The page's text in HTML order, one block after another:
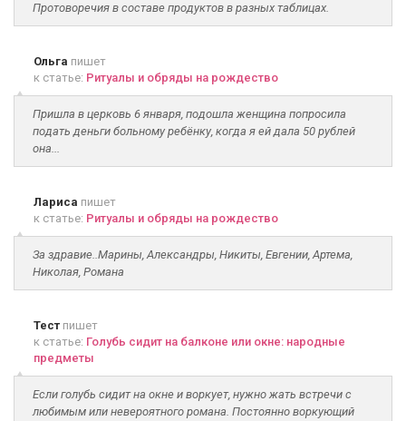
Протоворечия в составе продуктов в разных таблицах.
Ольга пишет
к статье: Ритуалы и обряды на рождество
Пришла в церковь 6 января, подошла женщина попросила
подать деньги больному ребёнку, когда я ей дала 50 рублей
она...
Лариса пишет
к статье: Ритуалы и обряды на рождество
За здравие..Марины, Александры, Никиты, Евгении, Артема,
Николая, Романа
Тест пишет
к статье: Голубь сидит на балконе или окне: народные
предметы
Если голубь сидит на окне и воркует, нужно жать встречи с
любимым или невероятного романа. Постоянно воркующий